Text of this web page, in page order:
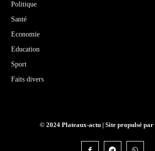
Politique
Santé
Economie
Education
Sport
Faits divers
© 2024 Plateaux-actu | Site propulsé par